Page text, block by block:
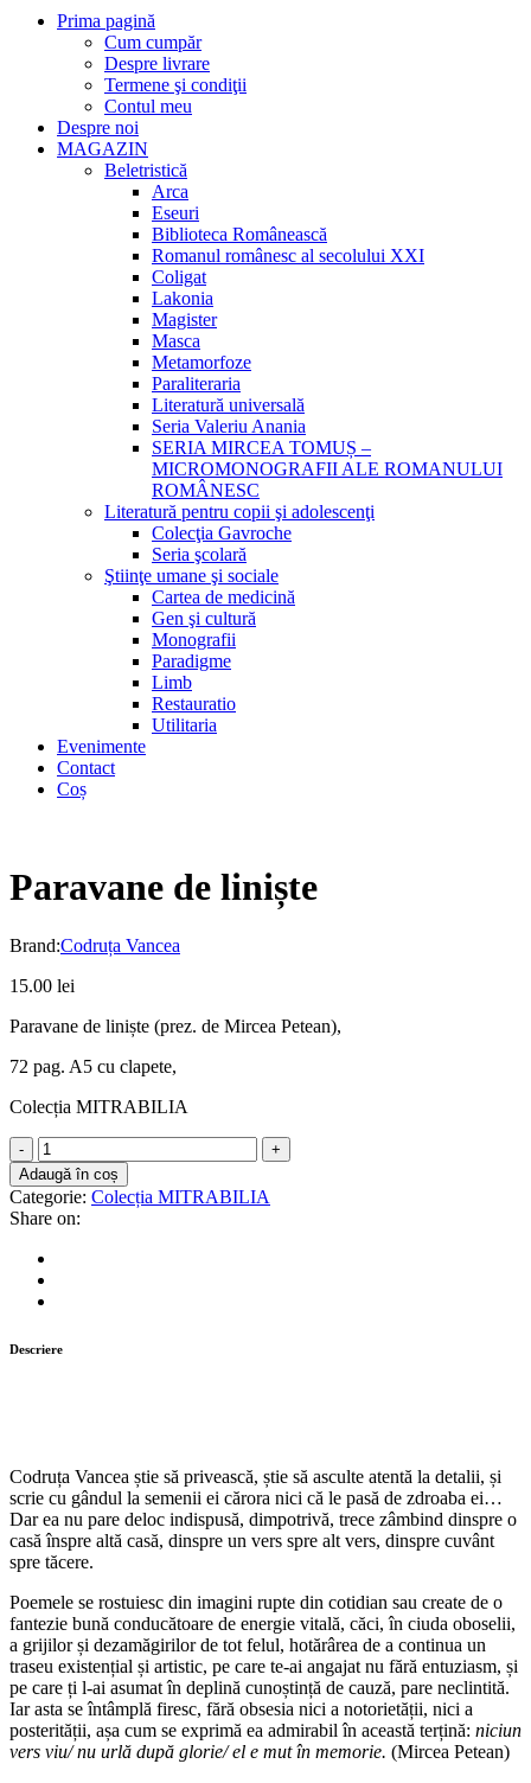
Prima pagină
Cum cumpăr
Despre livrare
Termene şi condiţii
Contul meu
Despre noi
MAGAZIN
Beletristică
Arca
Eseuri
Biblioteca Românească
Romanul românesc al secolului XXI
Coligat
Lakonia
Magister
Masca
Metamorfoze
Paraliteraria
Literatură universală
Seria Valeriu Anania
SERIA MIRCEA TOMUȘ –
MICROMONOGRAFII ALE ROMANULUI
ROMÂNESC
Literatură pentru copii şi adolescenţi
Colecţia Gavroche
Seria şcolară
Ştiinţe umane şi sociale
Cartea de medicină
Gen şi cultură
Monografii
Paradigme
Limb
Restauratio
Utilitaria
Evenimente
Contact
Coș
Paravane de liniște
Brand:Codruța Vancea
15.00 lei
Paravane de liniște (prez. de Mircea Petean),
72 pag. A5 cu clapete,
Colecția MITRABILIA
Paravane
de
liniște
quantity
Adaugă în coș
Categorie: Colecția MITRABILIA
Share on:
Descriere
Codruța Vancea știe să privească, știe să asculte atentă la detalii, și
scrie cu gândul la semenii ei cărora nici că le pasă de zdroaba ei…
Dar ea nu pare deloc indispusă, dimpotrivă, trece zâmbind dinspre o
casă înspre altă casă, dinspre un vers spre alt vers, dinspre cuvânt
spre tăcere.
Poemele se rostuiesc din imagini rupte din cotidian sau create de o
fantezie bună conducătoare de energie vitală, căci, în ciuda oboselii,
a grijilor și dezamăgirilor de tot felul, hotărârea de a continua un
traseu existențial și artistic, pe care te-ai angajat nu fără entuziasm, și
pe care ți l-ai asumat în deplină cunoștință de cauză, pare neclintită.
Iar asta se întâmplă firesc, fără obsesia nici a notorietății, nici a
posterității, așa cum se exprimă ea admirabil în această terțină: niciun
vers viu/ nu urlă după glorie/ el e mut în memorie. (Mircea Petean)